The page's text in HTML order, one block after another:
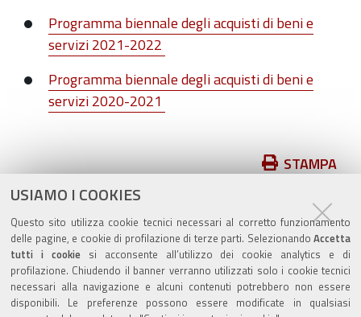
USIAMO I COOKIES
Questo sito utilizza cookie tecnici necessari al corretto funzionamento
delle pagine, e cookie di profilazione di terze parti. Selezionando Accetta
tutti i cookiesi acconsente all’utilizzo dei cookie analytics e di
profilazione. Chiudendo il banner verranno utilizzati solo i cookie tecnici
necessari alla navigazione e alcuni contenuti potrebbero non essere
disponibili. Le preferenze possono essere modificate in qualsiasi
Programma biennale degli acquisti di beni e
servizi 2021-2022
Programma biennale degli acquisti di beni e
servizi 2020-2021
Azioni
sul
documento
STAMPA
pubblicato il16/04/2021
ultima modifica19/05/2026